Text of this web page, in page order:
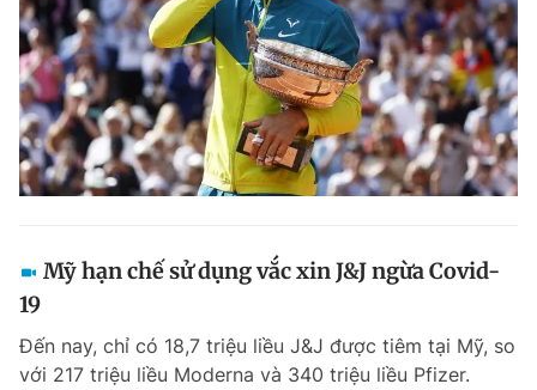
Mỹ hạn chế sử dụng vắc xin J&J ngừa Covid-
19
Đến nay, chỉ có 18,7 triệu liều J&J được tiêm tại Mỹ, so
với 217 triệu liều Moderna và 340 triệu liều Pfizer.